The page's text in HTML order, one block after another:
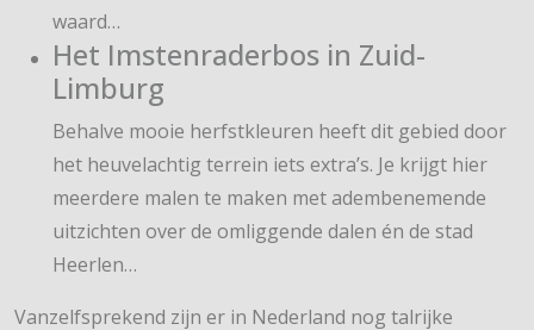
waard…
Het Imstenraderbos in Zuid-
Limburg
Behalve mooie herfstkleuren heeft dit gebied door
het heuvelachtig terrein iets extra’s. Je krijgt hier
meerdere malen te maken met adembenemende
uitzichten over de omliggende dalen én de stad
Heerlen…
Vanzelfsprekend zijn er in Nederland nog talrijke